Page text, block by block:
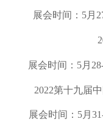
展会时间： 5月
展会时间： 5月
2022第十九届
展会时间： 5月